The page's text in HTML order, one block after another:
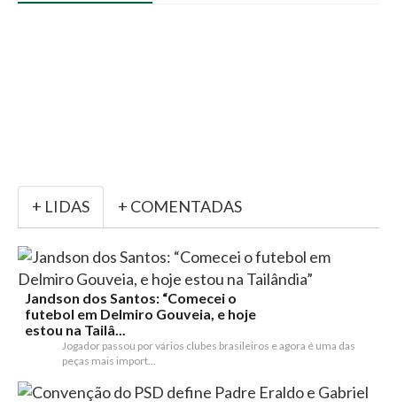
+ LIDAS + COMENTADAS
Jandson dos Santos: “Comecei o
futebol em Delmiro Gouveia, e hoje
estou na Tailâ...
Jogador passou por vários clubes brasileiros e agora é uma das
peças mais import...